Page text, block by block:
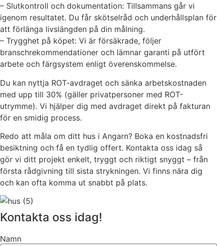
– Slutkontroll och dokumentation: Tillsammans går vi
igenom resultatet. Du får skötselråd och underhållsplan för
att förlänga livslängden på din målning.
– Trygghet på köpet: Vi är försäkrade, följer
branschrekommendationer och lämnar garanti på utfört
arbete och färgsystem enligt överenskommelse.
Du kan nyttja ROT-avdraget och sänka arbetskostnaden
med upp till 30% (gäller privatpersoner med ROT-
utrymme). Vi hjälper dig med avdraget direkt på fakturan
för en smidig process.
Redo att måla om ditt hus i Angarn? Boka en kostnadsfri
besiktning och få en tydlig offert. Kontakta oss idag så
gör vi ditt projekt enkelt, tryggt och riktigt snyggt – från
första rådgivning till sista strykningen. Vi finns nära dig
och kan ofta komma ut snabbt på plats.
Kontakta oss idag!
Namn